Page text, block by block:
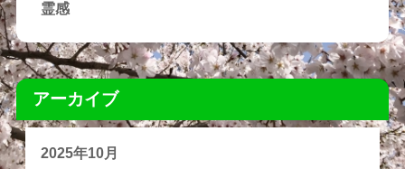
霊感
アーカイブ
2025年10月